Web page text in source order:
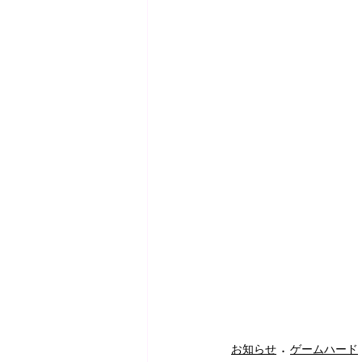
お知らせ ゲームハード